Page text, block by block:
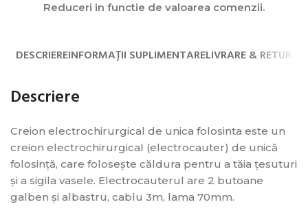
Reduceri in functie de valoarea comenzii.
DESCRIEREINFORMAȚII SUPLIMENTARELIVRARE & RETUR
Descriere
Creion electrochirurgical de unica folosinta este un
creion electrochirurgical (electrocauter) de unică
folosință, care folosește căldura pentru a tăia țesuturi
și a sigila vasele. Electrocauterul are 2 butoane
galben și albastru, cablu 3m, lama 70mm.